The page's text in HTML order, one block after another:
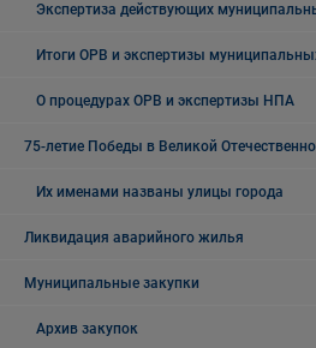
Экспертиза действующих
Итоги ОРВ и экспертизы
О процедурах ОРВ и экспертизы НПА
75-летие Победы в Великой
Их именами названы улицы города
Ликвидация аварийного жилья
Муниципальные закупки
Архив закупок